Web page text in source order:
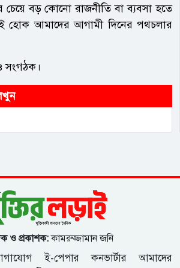
চেয়ে বড় কোনো রাজনীতি বা ব্যবসা হতে
হোক আমাদের আগামী দিনের পথচলার
সংগঠক।
ও প্রকাশক:কামরুজ্জামান জনি
ই-পেপার কনভার্টার
আমাদের